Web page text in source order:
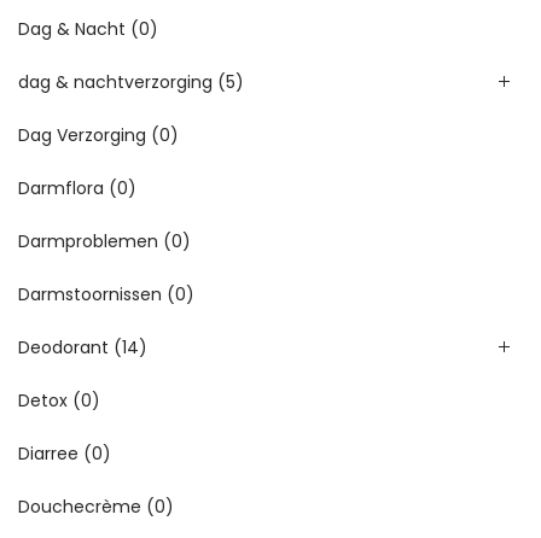
Dag & Nacht (0)
dag & nachtverzorging (5)
Dag Verzorging (0)
Darmflora (0)
Darmproblemen (0)
Darmstoornissen (0)
Deodorant (14)
Detox (0)
Diarree (0)
Douchecrème (0)